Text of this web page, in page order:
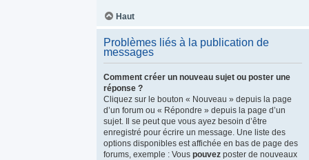
Haut
Problèmes liés à la publication de
messages
Comment créer un nouveau sujet ou poster une
réponse ?
Cliquez sur le bouton « Nouveau » depuis la page
d’un forum ou « Répondre » depuis la page d’un
sujet. Il se peut que vous ayez besoin d’être
enregistré pour écrire un message. Une liste des
options disponibles est affichée en bas de page des
forums, exemple : Vous pouvez poster de nouveaux